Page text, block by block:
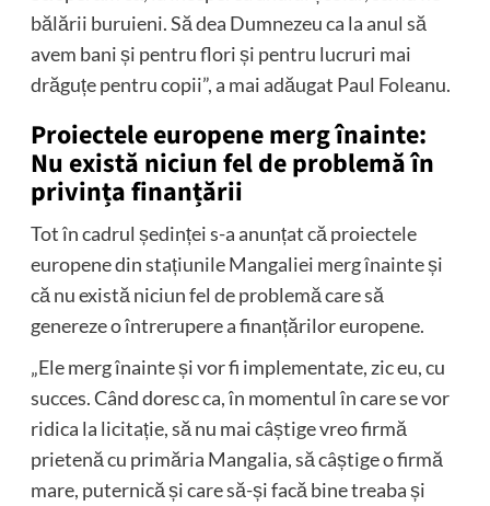
bălării buruieni. Să dea Dumnezeu ca la anul să
avem bani și pentru flori și pentru lucruri mai
drăguțe pentru copii”, a mai adăugat Paul Foleanu.
Proiectele europene merg înainte:
Nu există niciun fel de problemă în
privința finanțării
Tot în cadrul ședinței s-a anunțat că proiectele
europene din stațiunile Mangaliei merg înainte și
că nu există niciun fel de problemă care să
genereze o întrerupere a finanțărilor europene.
„Ele merg înainte și vor fi implementate, zic eu, cu
succes. Când doresc ca, în momentul în care se vor
ridica la licitație, să nu mai câștige vreo firmă
prietenă cu primăria Mangalia, să câștige o firmă
mare, puternică și care să-și facă bine treaba și